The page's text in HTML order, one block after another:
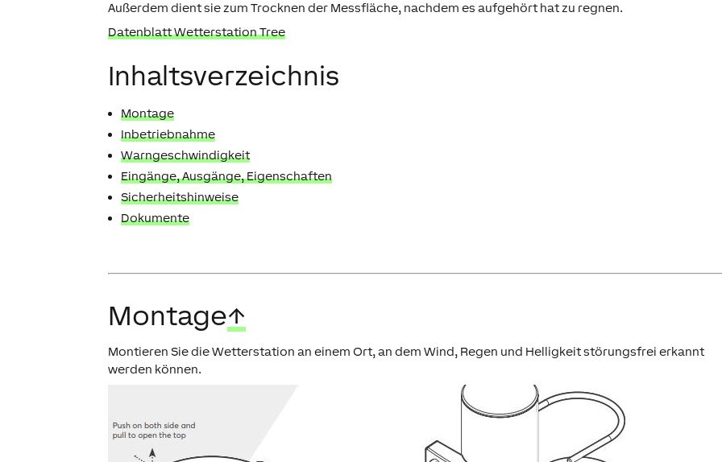
Außerdem dient sie zum Trocknen der Messfläche, nachdem es aufgehört hat zu regnen.
Datenblatt Wetterstation Tree
Inhaltsverzeichnis
Montage
Inbetriebnahme
Warngeschwindigkeit
Eingänge, Ausgänge, Eigenschaften
Sicherheitshinweise
Dokumente
Montage↑
Montieren Sie die Wetterstation an einem Ort, an dem Wind, Regen und Helligkeit störungsfrei erkannt
werden können.